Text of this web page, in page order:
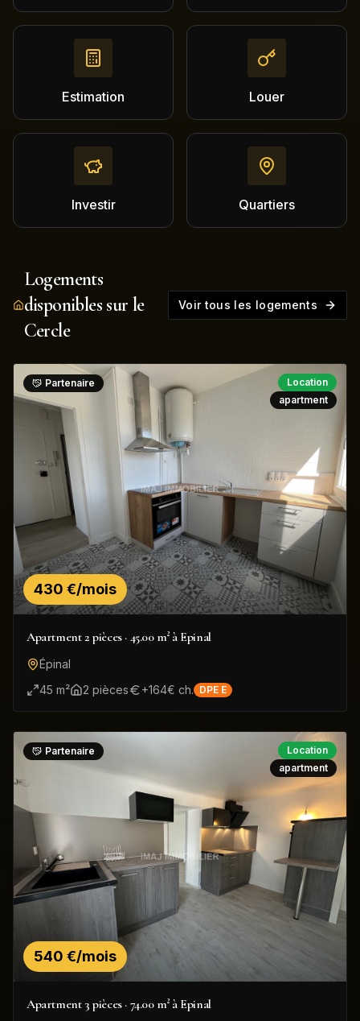
Estimation Louer
Investir Quartiers
Logements
disponibles sur le
Cercle
Voir tous les logements
430 €/mois
Partenaire
Location
apartment
Apartment 2 pièces · 45.00 m² à Epinal
Épinal
45 m² 2 pièces +164€ ch. DPE E
540 €/mois
Partenaire
Location
apartment
Apartment 3 pièces · 74.00 m² à Epinal